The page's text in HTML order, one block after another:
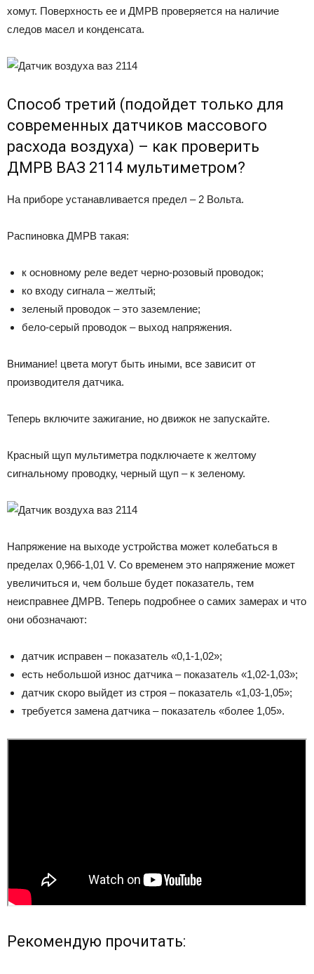
хомут. Поверхность ее и ДМРВ проверяется на наличие
следов масел и конденсата.
Способ третий (подойдет только для
современных датчиков массового
расхода воздуха) – как проверить
ДМРВ ВАЗ 2114 мультиметром?
На приборе устанавливается предел – 2 Вольта.
Распиновка ДМРВ такая:
к основному реле ведет черно-розовый проводок;
ко входу сигнала – желтый;
зеленый проводок – это заземление;
бело-серый проводок – выход напряжения.
Внимание! цвета могут быть иными, все зависит от
производителя датчика.
Теперь включите зажигание, но движок не запускайте.
Красный щуп мультиметра подключаете к желтому
сигнальному проводку, черный щуп – к зеленому.
Напряжение на выходе устройства может колебаться в
пределах 0,966-1,01 V. Со временем это напряжение может
увеличиться и, чем больше будет показатель, тем
неисправнее ДМРВ. Теперь подробнее о самих замерах и что
они обозначают:
датчик исправен – показатель «0,1-1,02»;
есть небольшой износ датчика – показатель «1,02-1,03»;
датчик скоро выйдет из строя – показатель «1,03-1,05»;
требуется замена датчика – показатель «более 1,05».
Рекомендую прочитать: